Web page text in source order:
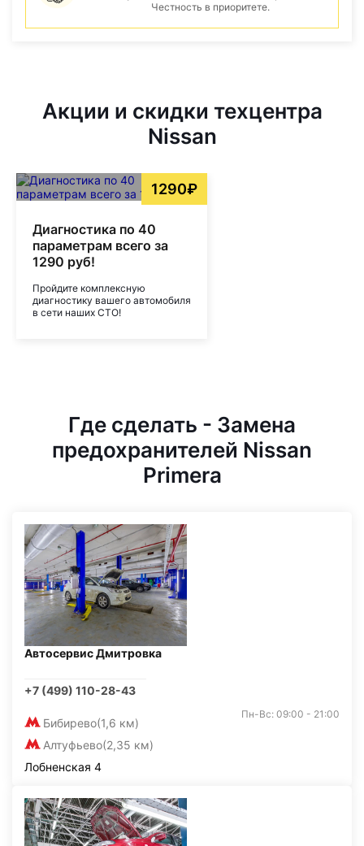
Честность в приоритете.
Акции и скидки техцентра
Nissan
1290₽
Диагностика по 40
параметрам всего за
1290 руб!
Пройдите комплексную
диагностику вашего автомобиля
в сети наших СТО!
Где сделать - Замена
предохранителей Nissan
Primera
Автосервис Дмитровка
+7 (499) 110-28-43
Бибирево(1,6 км)
Алтуфьево(2,35 км)
Пн-Вс: 09:00 - 21:00
Лобненская 4